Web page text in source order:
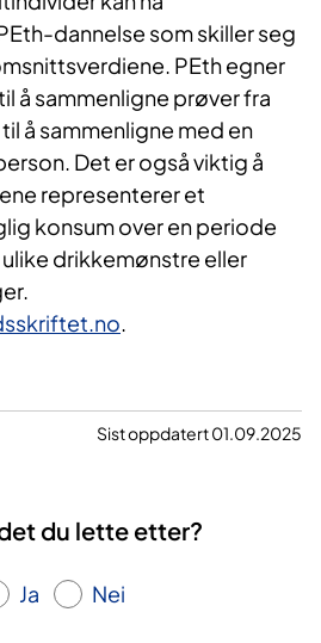
dannelse som skiller seg
PEth egner
å sammenligne prøver fra
å sammenligne med en
Det er også viktig å
representerer et
konsum over en periode
drikkemønstre eller
.
Sist oppdatert 01.09.2025
du lette etter?
Ja Nei